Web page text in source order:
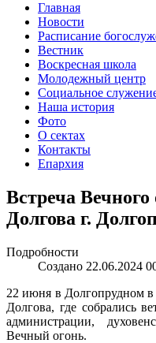
Главная
Новости
Расписание
Вестник
Воскресная школа
Молодежный центр
Социальное
Наша история
Фото
О сектах
Контакты
Епархия
Встреча
Долгова г.
Подробности
Создано 22.06.2024
22 июня в Долгопрудном в
Долгова, где собрались
администрации,
Вечный огонь.